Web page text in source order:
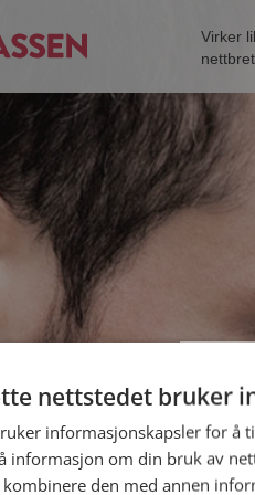
Virker
mann fra
nettstedet bruker
informasjonskapsler for å
informasjon om din bruk av
kombinere den med annen